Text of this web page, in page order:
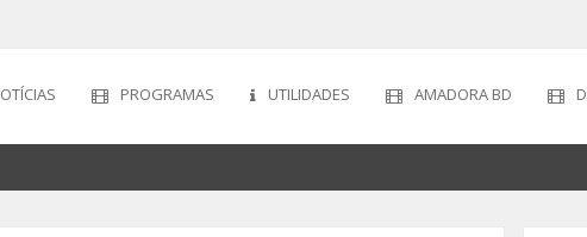
PROGRAMAS UTILIDADES AMADORA BD